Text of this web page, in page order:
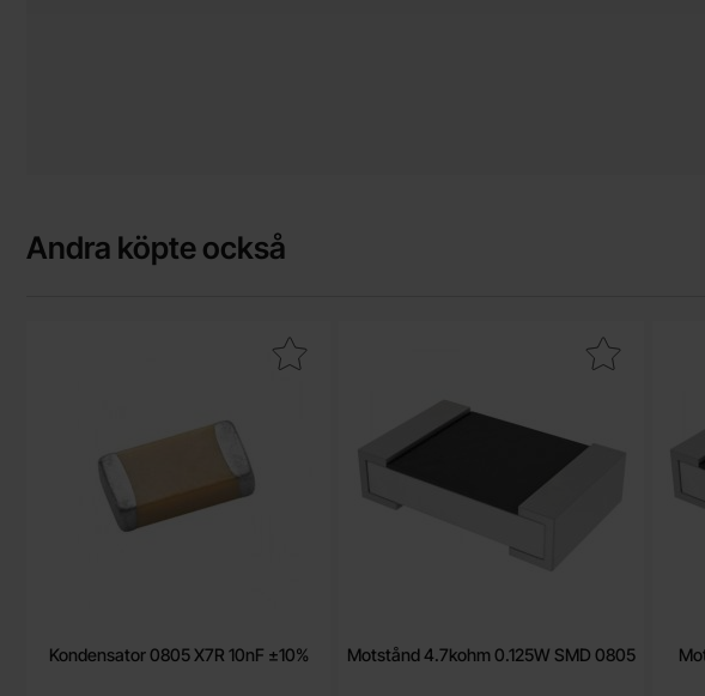
Andra köpte också
Kondensator 0805 X7R 10nF ±10%
Makera kondensator 0805 X7R 10nF ±10% som favorit
Motstånd 4.7kohm 0.125W SMD 0805
Makera motstånd 4.7kohm 0.125W SMD